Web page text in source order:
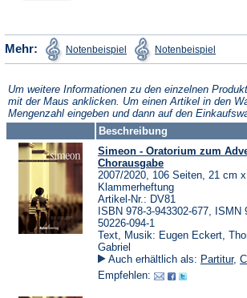
Mehr: Notenbeispiel
(Öffnet
in
einem
Tab)
Notenbeispiel in
einem
Tab)
Um weitere Informationen zu den einzelnen
mit der Maus anklicken. Um einen Artikel in den
Mengenzahl eingeben und dann auf den
Beschreibung
Simeon - Oratorium zum
Chorausgabe
2007/2020, 106 Seiten, 21 cm
Klammerheftung
Artikel-Nr.: DV81
ISBN 978-3-943302-677, ISMN
50226-094-1
Text, Musik: Eugen Eckert,
Gabriel
Auch erhältlich als: Partitur,
Empfehlen: